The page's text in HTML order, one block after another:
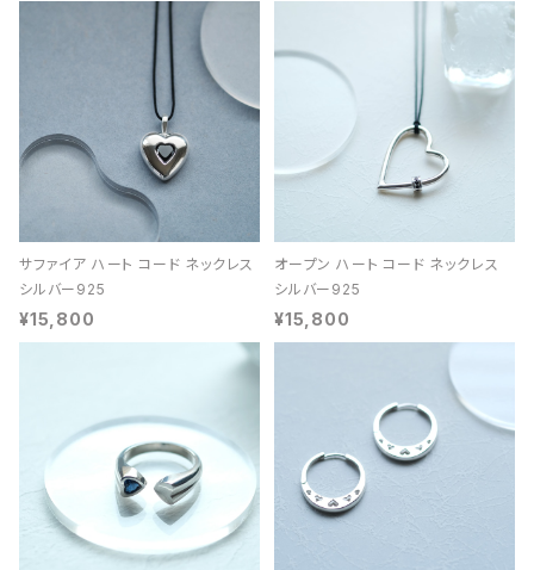
サファイア ハート コード ネックレス
シルバー925
¥15,800
オープン ハート コード ネックレス
シルバー925
¥15,800